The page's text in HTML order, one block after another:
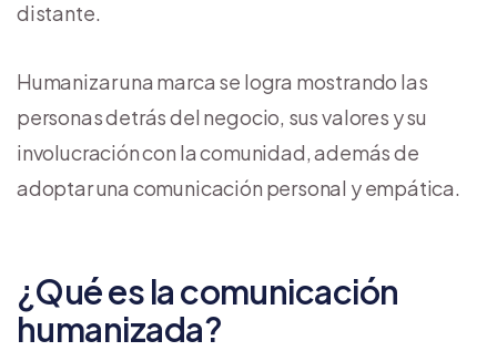
distante.
Humanizar una marca se logra mostrando las
personas detrás del negocio, sus valores y su
involucración con la comunidad, además de
adoptar una comunicación personal y empática.
¿Qué es la comunicación
humanizada?